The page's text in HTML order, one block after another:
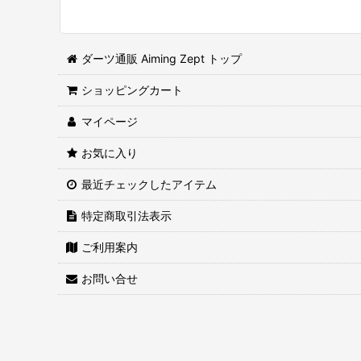
ダーツ通販 Aiming Zept トップ
ショッピングカート
マイページ
お気に入り
最近チェックしたアイテム
特定商取引法表示
ご利用案内
お問い合せ